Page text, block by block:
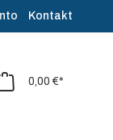
Kontakt
0,00 €*